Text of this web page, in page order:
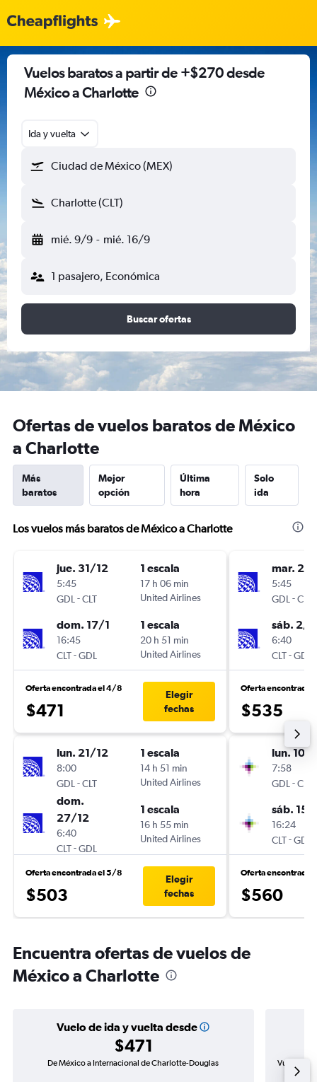
Vuelos baratos a partir de +$270 desde
México a Charlotte
Ida y vuelta
Ciudad de México (MEX)
Charlotte (CLT)
mié. 9/9 - mié. 16/9
1 pasajero, Económica
Buscar ofertas
Ofertas de vuelos baratos de México
a Charlotte
Más
baratos
Mejor
opción
Última
hora
Solo
ida
Los vuelos más baratos de México a Charlotte
jue. 31/12
5:45
GDL -CLT
1 escala
17 h 06 min
United Airlines
dom. 17/1
16:45
CLT-GDL
1 escala
20 h 51 min
United Airlines
Oferta encontrada el 4/8
$471
Elegir
fechas
lun. 21/12
8:00
GDL -CLT
1 escala
14 h 51 min
United Airlines
dom.
27/12
6:40
CLT-GDL
1 escala
16 h 55 min
United Airlines
Oferta encontrada el 5/8
$503
Elegir
fechas
mar.
5:45
GDL -CLT
sáb. 2/1
6:40
CLT-GDL
Oferta encontrada
$535
lun. 10/
7:58
GDL -CLT
sáb. 15/
16:24
CLT-GDL
Oferta encontrada
$560
Encuentra ofertas de vuelos de
México a Charlotte
Vuelo de ida y vuelta desde
$471
De México a Internacional de Charlotte-Douglas Vuelo de